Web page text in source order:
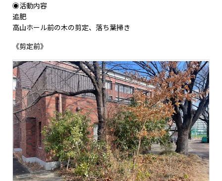
◉活動内容
追肥
高山ホール前の木の剪定、落ち葉掃き
《剪定前》